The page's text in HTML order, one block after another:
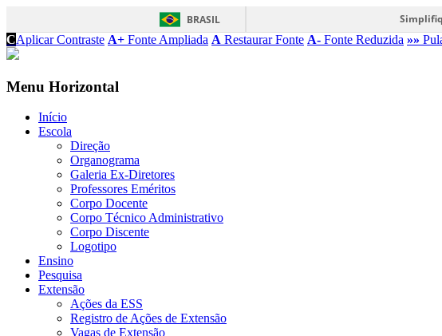
BRASIL
CAplicar Contraste A+ Fonte Ampliada A Restaurar Fonte A- Fonte Reduzida »»
Menu Horizontal
Início
Escola
Direção
Organograma
Galeria Ex-Diretores
Professores Eméritos
Corpo Docente
Corpo Técnico Administrativo
Corpo Discente
Logotipo
Ensino
Pesquisa
Extensão
Ações da ESS
Registro de Ações de Extensão
Vagas de Extensão